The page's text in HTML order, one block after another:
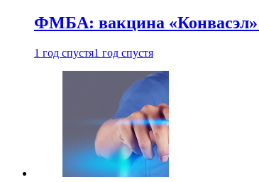
ФМБА: вакцина «Конвасэл»
1 год спустя1 год спустя